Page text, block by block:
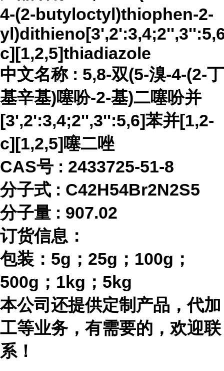
4-(2-butyloctyl)thiophen-2-
c][1,2,5]thiadiazole
中文名称 : 5,8-双(5-溴-4-(2-丁
基辛基)噻吩-2-基)二噻吩并
[3',2':3,4;2'',3'':5,6]苯并[1,2-
c][1,2,5]噻二唑
CAS号 : 2433725-51-8
分子式 : C42H54Br2N2S5
分子量 : 907.02
订货信息：
包装： 5g；25g；100g；
500g；1kg；5kg
本公司还提供定制产品，代加
工等业务，有需要的，欢迎联
系！